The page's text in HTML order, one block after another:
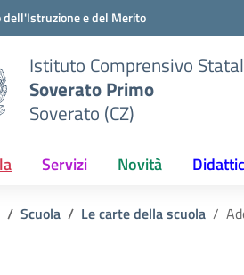
e del Merito
Istituto Comprensivo
Soverato Primo
Soverato (CZ)
Servizi Novità
Scuola Le carte della scuola